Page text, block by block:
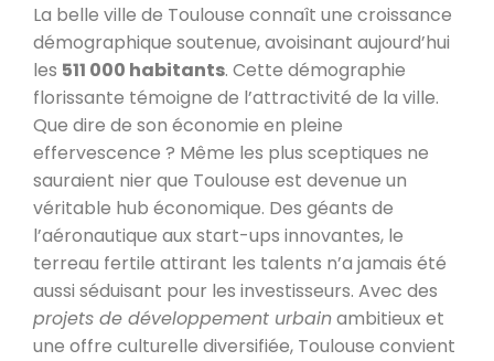
La belle ville de Toulouse connaît une croissance
démographique soutenue, avoisinant aujourd’hui
les 511 000 habitants. Cette démographie
florissante témoigne de l’attractivité de la ville.
Que dire de son économie en pleine
effervescence ? Même les plus sceptiques ne
sauraient nier que Toulouse est devenue un
véritable hub économique. Des géants de
l’aéronautique aux start-ups innovantes, le
terreau fertile attirant les talents n’a jamais été
aussi séduisant pour les investisseurs. Avec des
projets de développement urbainambitieux et
une offre culturelle diversifiée, Toulouse convient